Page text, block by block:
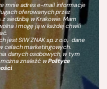
mnie adres e-mail informacje
oferowanych przez
z siedzibą w Krakowie. Mam
i mogę ją w każdej chwili
SIW ZNAK sp. z o.o., dane
celach marketingowych.
danych osobowych, w tym
znaleźć wPolityce
.